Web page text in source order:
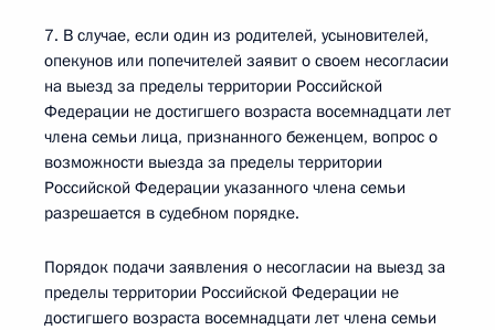
7. В случае, если один из родителей, усыновителей,
опекунов или попечителей заявит о своем несогласии
на выезд за пределы территории Российской
Федерации не достигшего возраста восемнадцати лет
члена семьи лица, признанного беженцем, вопрос о
возможности выезда за пределы территории
Российской Федерации указанного члена семьи
разрешается в судебном порядке.
Порядок подачи заявления о несогласии на выезд за
пределы территории Российской Федерации не
достигшего возраста восемнадцати лет члена семьи